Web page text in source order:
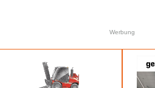
Werbung